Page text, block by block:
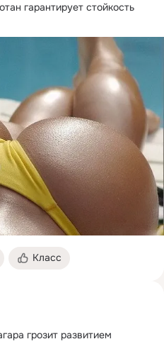
гарантирует стойкость
Класс
грозит развитием